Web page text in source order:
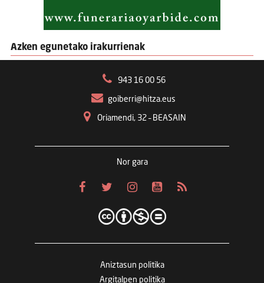
Azken egunetako irakurrienak
943 16 00 56
goiberri@hitza.eus
Oriamendi, 32 – BEASAIN
Nor gara
Aniztasun politika
Argitalpen politika